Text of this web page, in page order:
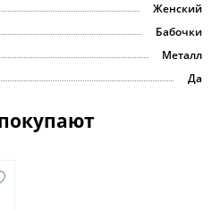
Женский
Бабочки
Металл
Да